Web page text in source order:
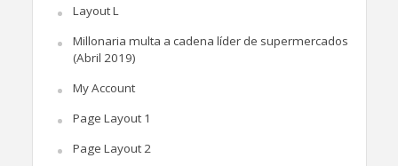
Layout L
Millonaria multa a cadena líder de supermercados
(Abril 2019)
My Account
Page Layout 1
Page Layout 2